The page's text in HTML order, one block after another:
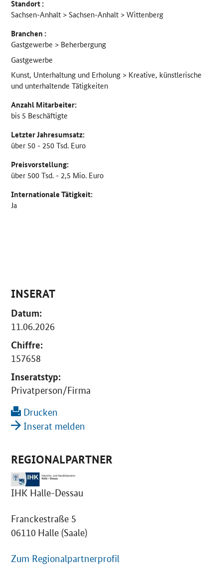
Standort :
Sachsen-Anhalt > Sachsen-Anhalt > Wittenberg
Branchen :
Gastgewerbe > Beherbergung
Gastgewerbe
Kunst, Unterhaltung und Erholung > Kreative, künstlerische
und unterhaltende Tätigkeiten
Anzahl Mitarbeiter:
bis 5 Beschäftigte
Letzter Jahresumsatz:
über 50 - 250 Tsd. Euro
Preisvorstellung:
über 500 Tsd. - 2,5 Mio. Euro
Internationale Tätigkeit:
Ja
INSERAT
Datum:
11.06.2026
Chiffre:
157658
Inseratstyp:
Privatperson/Firma
Drucken
Inserat melden
REGIONALPARTNER
IHK Halle-Dessau
Franckestraße 5
06110 Halle (Saale)
Zum Regionalpartnerprofil